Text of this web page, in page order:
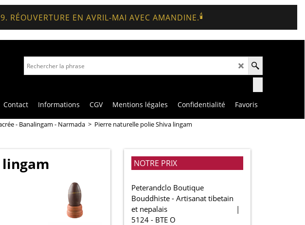
RÉOUVERTURE EN AVRIL-MAI AVEC AMANDINE.🕯️
Contact Informations CGV Mentions légales Confidentialité Favoris
- Banalingam - Narmada > Pierre naturelle polie Shiva lingam
NOTRE PRIX
Peterandclo Boutique
Bouddhiste - Artisanat tibetain
et nepalais
5124 - BTE O